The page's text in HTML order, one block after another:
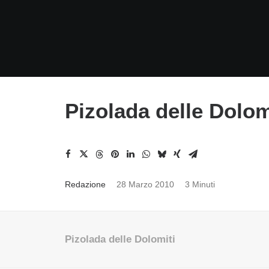
Pizolada delle
Redazione 28 Marzo 2010 3 Minuti
Pizolada delle Dolomiti